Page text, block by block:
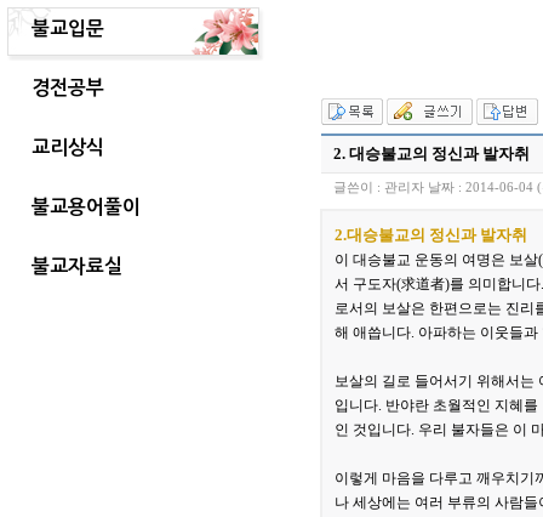
불교입문
경전공부
교리상식
불교용어풀이
불교자료실
2. 대승불교의 정신과 발자취
글쓴이 : 관리자 날짜 : 2014-06-04
2.대승불교의 정신과 발자취
이 대승불교 운동의 여명은 보
서 구도자(求道者)를 의미합니
로서의 보살은 한편으로는 진리
해 애씁니다. 아파하는 이웃들
보살의 길로 들어서기 위해서는
입니다. 반야란 초월적인 지혜
인 것입니다. 우리 불자들은 이
이렇게 마음을 다루고 깨우치기
나 세상에는 여러 부류의 사람